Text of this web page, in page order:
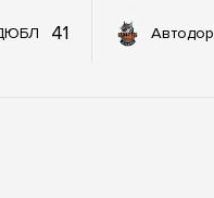
41 Автодор